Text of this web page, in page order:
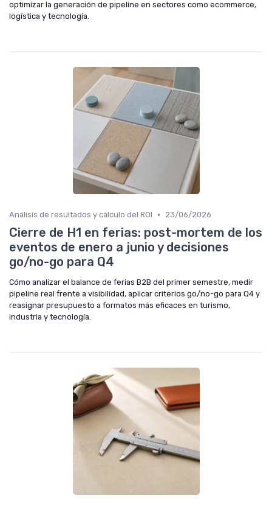
optimizar la generación de pipeline en sectores como ecommerce,
logística y tecnología.
Análisis de resultados y cálculo del ROI • 23/06/2026
Cierre de H1 en ferias: post-mortem de los
eventos de enero a junio y decisiones
go/no-go para Q4
Cómo analizar el balance de ferias B2B del primer semestre, medir
pipeline real frente a visibilidad, aplicar criterios go/no-go para Q4 y
reasignar presupuesto a formatos más eficaces en turismo,
industria y tecnología.